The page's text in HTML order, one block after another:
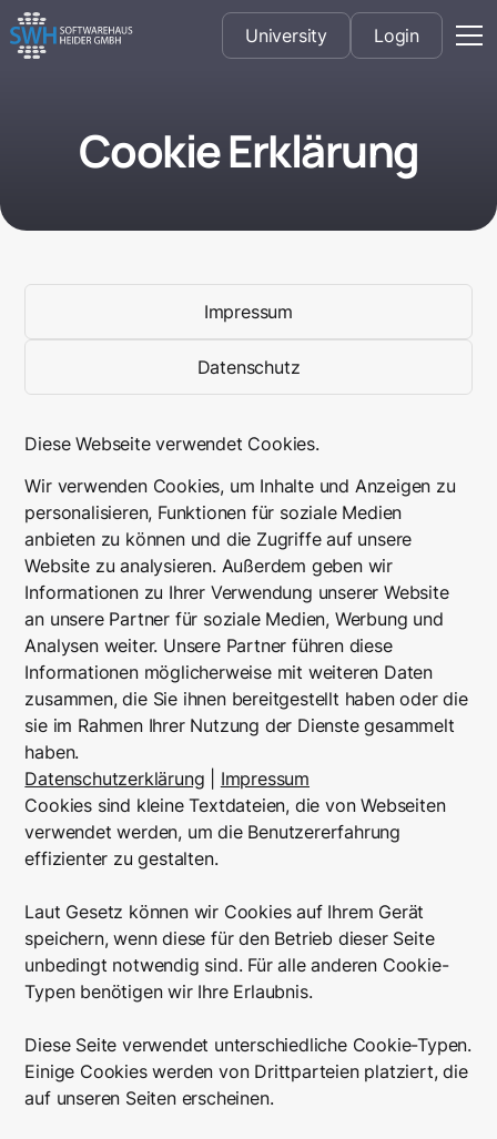
University Login
Cookie Erklärung
Impressum
Datenschutz
Diese Webseite verwendet Cookies.
Wir verwenden Cookies, um Inhalte und Anzeigen zu
personalisieren, Funktionen für soziale Medien
anbieten zu können und die Zugriffe auf unsere
Website zu analysieren. Außerdem geben wir
Informationen zu Ihrer Verwendung unserer Website
an unsere Partner für soziale Medien, Werbung und
Analysen weiter. Unsere Partner führen diese
Informationen möglicherweise mit weiteren Daten
zusammen, die Sie ihnen bereitgestellt haben oder die
sie im Rahmen Ihrer Nutzung der Dienste gesammelt
haben.
Datenschutzerklärung
Impressum
Cookies sind kleine Textdateien, die von Webseiten
verwendet werden, um die Benutzererfahrung
effizienter zu gestalten.
Laut Gesetz können wir Cookies auf Ihrem Gerät
speichern, wenn diese für den Betrieb dieser Seite
unbedingt notwendig sind. Für alle anderen Cookie-
Typen benötigen wir Ihre Erlaubnis.
Diese Seite verwendet unterschiedliche Cookie-Typen.
Einige Cookies werden von Drittparteien platziert, die
auf unseren Seiten erscheinen.